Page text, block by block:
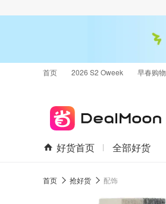
首页 2026 S2 Oweek 早春购
好货首页 全部好货
首页 抢好货 配饰